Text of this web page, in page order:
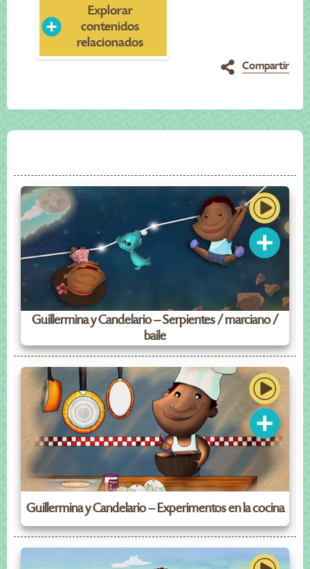
Explorar
contenidos
relacionados
Compartir
Guillermina y Candelario – Serpientes / marciano /
baile
Guillermina y Candelario – Experimentos en la cocina